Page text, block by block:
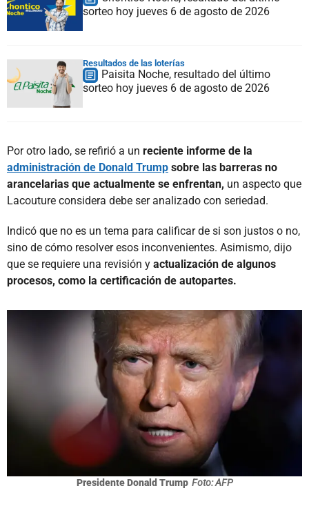
sorteo hoy jueves 6 de agosto de 2026
Resultados de las loterías
Paisita Noche, resultado del último
sorteo hoy jueves 6 de agosto de 2026
Por otro lado, se refirió a un reciente informe de la
administración de Donald Trump sobre las barreras no
arancelarias que actualmente se enfrentan, un aspecto que
Lacouture considera debe ser analizado con seriedad.
Indicó que no es un tema para calificar de si son justos o no,
sino de cómo resolver esos inconvenientes. Asimismo, dijo
que se requiere una revisión y actualización de algunos
procesos, como la certificación de autopartes.
Presidente Donald Trump Foto: AFP